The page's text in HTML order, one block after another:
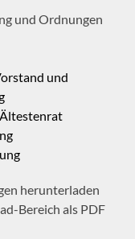
und Ordnungen
und
herunterladen
Bereich als PDF